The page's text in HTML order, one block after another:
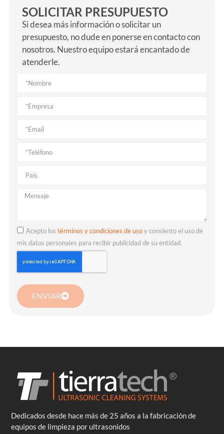
SOLICITAR PRESUPUESTO
Si desea más información o solicitar un
presupuesto, no dude en ponerse en contacto con
nosotros. Nuestro equipo estará encantado de
atenderle.
Acepto lostérminos y condiciones de usoy consiento el uso de
mis datos personales para recibir publicidad de su entidad.
ENVIAR
Dedicados desde hace más de 25 años a la fabricación de
equipos de limpieza por ultrasonidos